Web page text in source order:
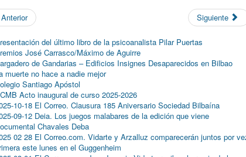
Anterior Siguiente
del último libro de la psicoanalista Pilar Puertas
José Carrasco/Máximo de Aguirre
de Gandarias – Edificios Insignes Desaparecidos en Bilbao
muerte no hace a nadie mejor
Santiago Apóstol
Acto inaugural de curso 2025-2026
10-18 El Correo. Clausura 185 Aniversario Sociedad Bilbaína
09-12 Deia. Los juegos malabares de la edición que viene
Chavales Deba
02 28 El Correo.com. Vidarte y Arzalluz comparecerán juntos por
este lunes en el Guggenheim